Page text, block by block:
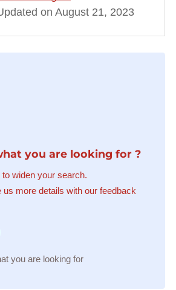
on August 21, 2023
you are looking for ?
widen your search.
us more details with our feedback
you are looking for